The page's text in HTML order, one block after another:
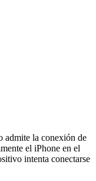
admite la conexión de
el iPhone en el
intenta conectarse